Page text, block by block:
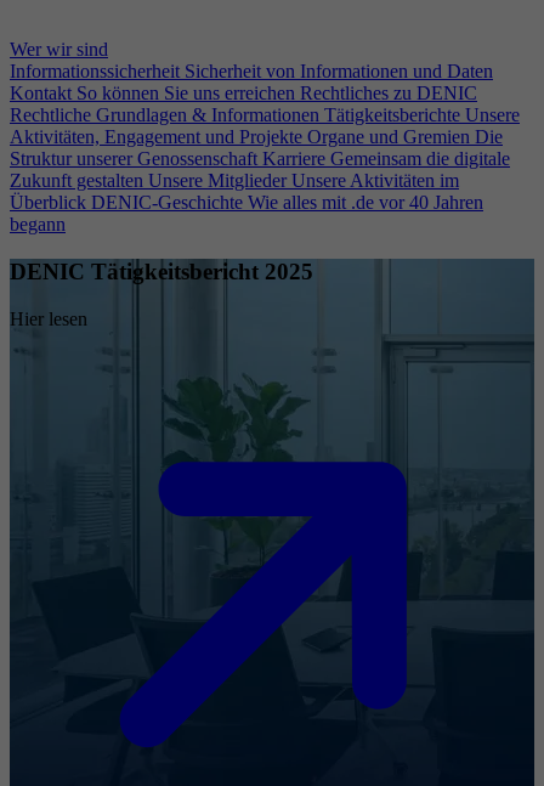
Wer wir sind
Informationssicherheit Sicherheit von Informationen und Daten
Kontakt So können Sie uns erreichen Rechtliches zu DENIC
Rechtliche Grundlagen & Informationen Tätigkeitsberichte Unsere
Aktivitäten, Engagement und Projekte Organe und Gremien Die
Struktur unserer Genossenschaft Karriere Gemeinsam die digitale
Zukunft gestalten Unsere Mitglieder Unsere Aktivitäten im
Überblick DENIC-Geschichte Wie alles mit .de vor 40 Jahren
begann
DENIC Tätigkeitsbericht 2025
Hier lesen